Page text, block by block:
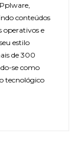
conteúdos
operativos e
estilo
de 300
se como
tecnológico